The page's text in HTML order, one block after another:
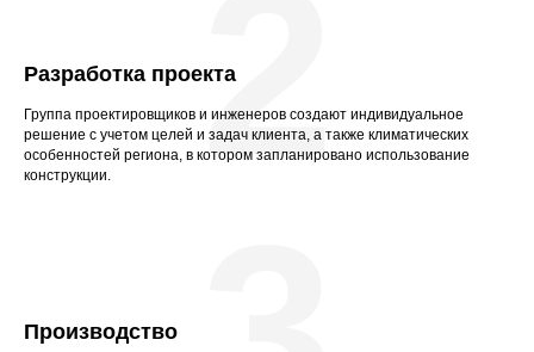
Разработка проекта
Группа проектировщиков и инженеров создают индивидуальное
решение с учетом целей и задач клиента, а также климатических
особенностей региона, в котором запланировано использование
конструкции.
2
Производство